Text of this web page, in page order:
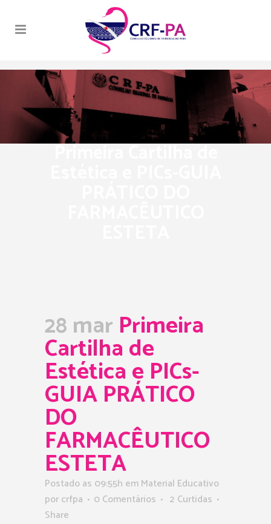
Primeira Cartilha de
28 marPrimeira
Cartilha de
Estética e PICs-
GUIA PRÁTICO
DO
FARMACÊUTICO
ESTETA
Postado as 09:55h emMaterial Educativo
porcrfpa 0 Comentários 2 Curtidas
Share